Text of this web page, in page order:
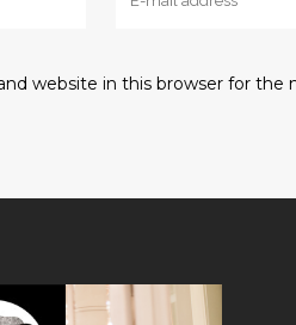
website in this browser for